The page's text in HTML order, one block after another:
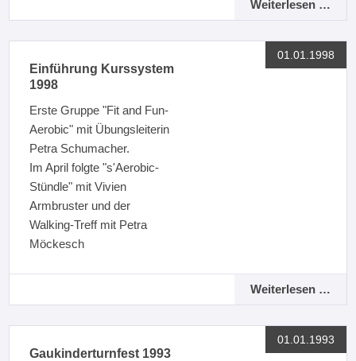
Weiterlesen …
01.01.1998
Einführung Kurssystem
1998
Erste Gruppe "Fit and Fun-
Aerobic" mit Übungsleiterin
Petra Schumacher.
Im April folgte "s'Aerobic-
Stündle" mit Vivien
Armbruster und der
Walking-Treff mit Petra
Möckesch
Weiterlesen …
01.01.1993
Gaukinderturnfest 1993